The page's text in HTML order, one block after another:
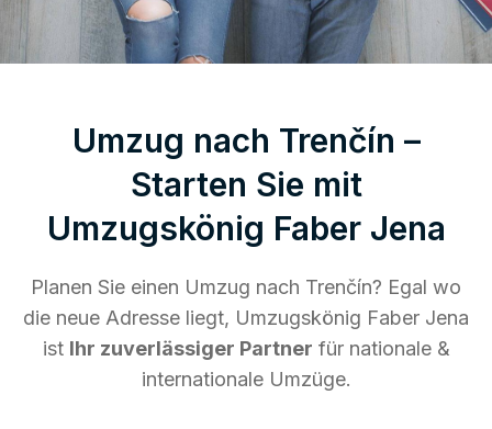
Umzug nach Trenčín –
Starten Sie mit
Umzugskönig Faber Jena
Planen Sie einen Umzug nach Trenčín? Egal wo
die neue Adresse liegt, Umzugskönig Faber Jena
ist Ihr zuverlässiger Partner für nationale &
internationale Umzüge.